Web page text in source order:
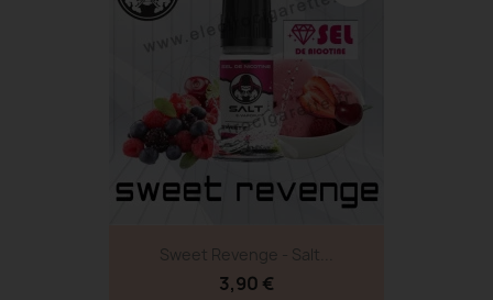
Sweet Revenge - Salt...
3,90 €